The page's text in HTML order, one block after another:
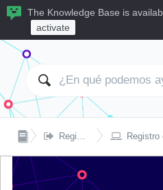
The Knowledge Base is
activate
 Registro e inicio de sesión  Registro e inicio de sesión